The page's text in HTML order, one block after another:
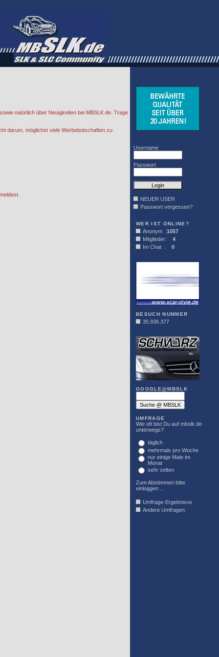
natürlich über Neuigkeiten bei MBSLK.de. Trage
darum, möglichst viele Werbebotschaften zu
Username
Passwort
NEUER USER
Passwort vergessen?
WER IST ONLINE?
Anonym :1057
Mitglieder: 4
Im Chat : 0
BESUCH NUMMER
35.936.377
GOOGLE@MBSLK
UMFRAGE
Wie oft bist Du auf mbslk.de
unterwegs?
täglich
mehrmals pro Woche
nur einige Male im
Monat
sehr selten
Zum Abstimmen bitte
einloggen ...
Umfrage-Ergebnisse
Andere Umfragen